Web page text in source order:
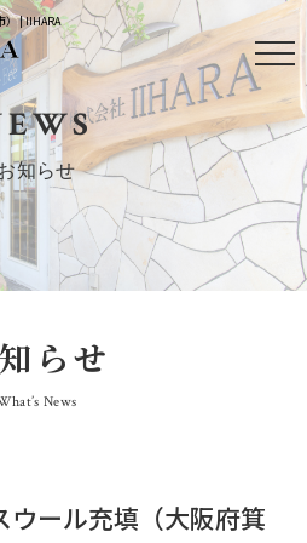
） | IIHARA
知らせ
らせ
News
ウール充填（大阪府箕